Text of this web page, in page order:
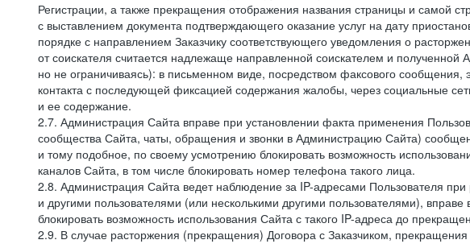
Регистрации, а также прекращения отображения названия страницы и самой
с выставлением документа подтверждающего оказание услуг на дату
порядке с направлением Заказчику соответствующего уведомления о
от соискателя считается надлежаще направленной соискателем и
но не ограничиваясь): в письменном виде, посредством факсового
контакта с последующей фиксацией содержания жалобы, через социальные
и ее содержание.
2.7. Администрация Сайта вправе при установлении факта применения
сообщества Сайта, чаты, обращения и звонки в Администрацию Сайта)
и тому подобное, по своему усмотрению блокировать возможность
каналов Сайта, в том числе блокировать номер телефона такого лица.
2.8. Администрация Сайта ведет наблюдение за IP-адресами Пользователя
и другими пользователями (или несколькими другими пользователями),
блокировать возможность использования Сайта с такого IP-адреса до
2.9. В случае расторжения (прекращения) Договора с Заказчиком,